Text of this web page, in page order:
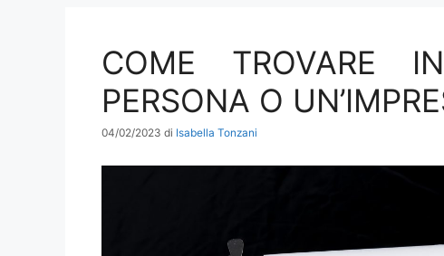
COME TROVARE
PERSONA O
04/02/2023 di Isabella Tonzani